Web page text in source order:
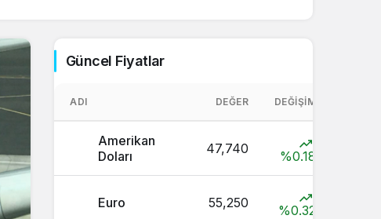
Sistem modunu seçin.
Güncel Fiyatlar
ADI DEĞER DEĞIŞIM
Amerikan
Doları
47,740 %0.18
Euro 55,250 %0.32